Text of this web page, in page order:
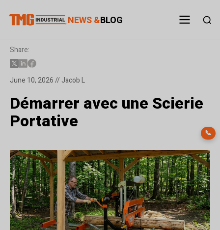
NEWS &BLOG
Share:
June 10, 2026 // Jacob L
Démarrer avec une Scierie
Portative
📞